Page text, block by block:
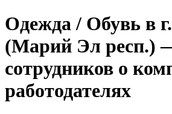
Одежда / Обувь в
(Марий Эл респ.)
сотрудников о
работодателях